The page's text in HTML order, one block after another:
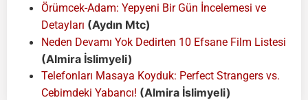
Örümcek-Adam: Yepyeni Bir Gün İncelemesi ve
Detayları (Aydın Mtc)
Neden Devamı Yok Dedirten 10 Efsane Film Listesi
(Almira İslimyeli)
Telefonları Masaya Koyduk: Perfect Strangers vs.
Cebimdeki Yabancı! (Almira İslimyeli)